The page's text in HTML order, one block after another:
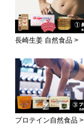
長崎生姜 自然食品 >
プロテイン自然食品 >